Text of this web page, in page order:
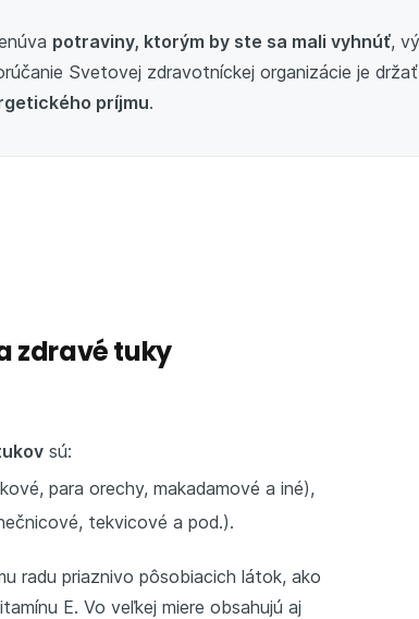
potraviny, ktorým by ste sa mali vyhnúť,
Svetovej zdravotníckej organizácie je držať
príjmu.
zdravé tuky
sú:
para orechy, makadamové a iné),
tekvicové a pod.).
radu priaznivo pôsobiacich látok, ako
E. Vo veľkej miere obsahujú aj